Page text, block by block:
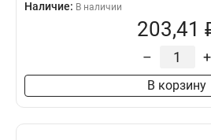
Наличие: В наличии
203,41
– +
В корзину